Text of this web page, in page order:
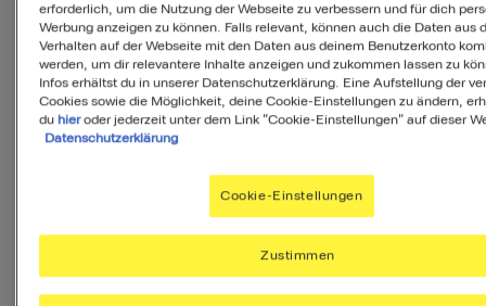
250g
50 g
Vollkornreis
Zwiebeln
Knoblauchzehe(n)
erforderlich, um die Nutzung der Webseite zu verbessern und für dich
Werbung anzeigen zu können. Falls relevant, können auch die Daten aus
Verhalten auf der Webseite mit den Daten aus deinem Benutzerkonto
werden, um dir relevantere Inhalte anzeigen und zukommen lassen zu
Infos erhältst du in unserer Datenschutzerklärung. Eine Aufstellung der
Cookies sowie die Möglichkeit, deine Cookie-Einstellungen zu ändern,
du hieroder jederzeit unter dem Link "Cookie-Einstellungen" auf dieser
Datenschutzerklärung
Cookie-Einstellungen
Zustimmen